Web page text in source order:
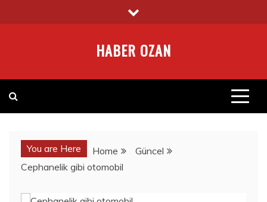
to
HABER OZAN
You are Here Home
Güncel
Cephanelik gibi otomobil